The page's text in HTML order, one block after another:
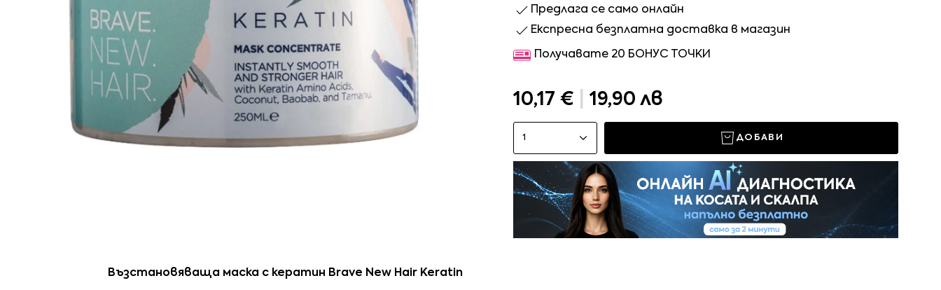
Предлага се само онлайн
Експресна безплатна доставка в магазин
Получавате 20 БОНУС ТОЧКИ
10,17 € 19,90 лв
1 ДОБАВИ
Възстановяваща маска с кератин Brave New Hair Keratin